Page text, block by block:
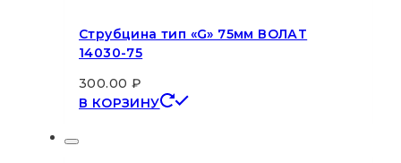
Струбцина тип «G» 75мм ВОЛАТ
14030-75
300.00 ₽
В КОРЗИНУ